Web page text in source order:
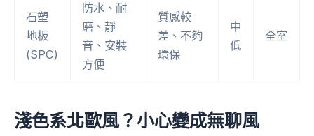
石塑
地板
(SPC)
防水、耐
磨、靜
音、安裝
方便
質感較
差、不夠
環保
中
低
全室
淺色系北歐風？小心變成無聊風